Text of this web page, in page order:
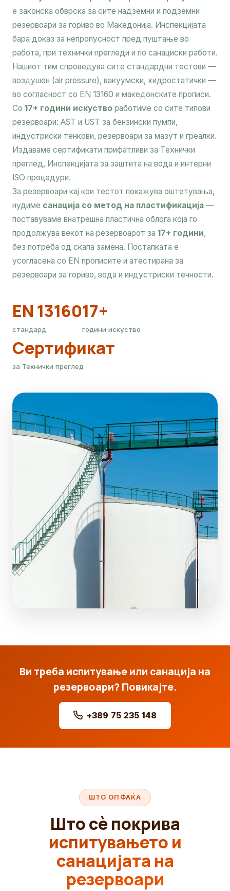
е законска обврска за сите надземни и подземни
резервоари за гориво во Македонија. Инспекцијата
бара доказ за непропусност пред пуштање во
работа, при технички прегледи и по санациски работи.
Нашиот тим спроведува сите стандардни тестови —
воздушен (air pressure), вакуумски, хидростатички —
во согласност со EN 13160 и македонските прописи.
Со 17+ години искуство работиме со сите типови
резервоари: AST и UST за бензински пумпи,
индустриски тенкови, резервоари за мазут и греалки.
Издаваме сертификати прифатливи за Технички
преглед, Инспекцијата за заштита на вода и интерни
ISO процедури.
За резервоари кај кои тестот покажува оштетувања,
нудиме санација со метод на пластификација —
поставуваме внатрешна пластична облога која го
продолжува векот на резервоарот за 17+ години,
без потреба од скапа замена. Постапката е
усогласена со EN прописите и атестирана за
резервоари за гориво, вода и индустриски течности.
EN 13160
стандард
17+
години искуство
Сертификат
за Технички преглед
Ви треба испитување или санација на
резервоари? Повикајте.
+389 75 235 148
ШТО ОПФАЌА
Што сè покрива
испитувањето и
санацијата на
резервоари